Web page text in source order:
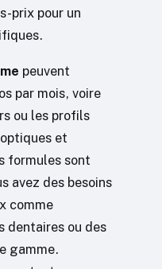
prix pour un
peuvent
par mois, voire
ou les profils
et
formules sont
avez des besoins
comme
dentaires ou des
gamme.